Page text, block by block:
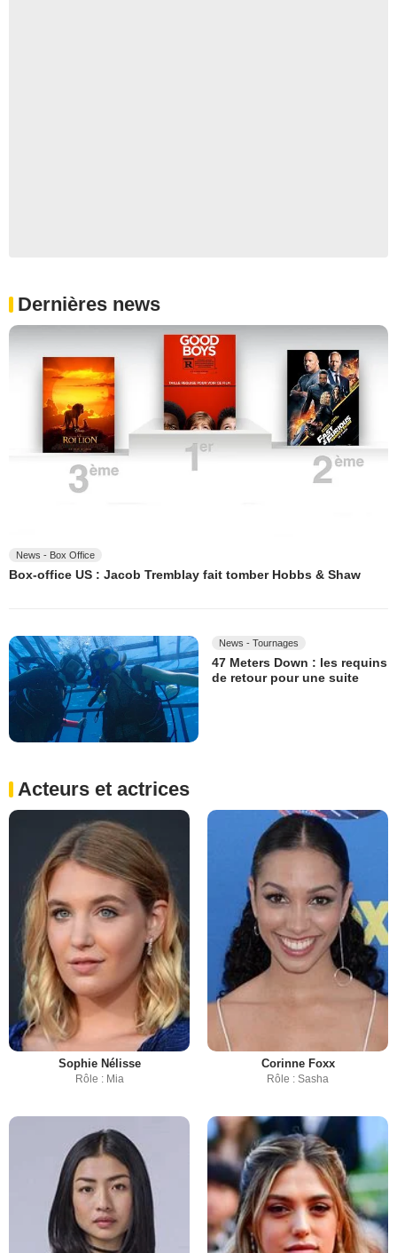
Dernières news
News - Box Office
Box-office US : Jacob Tremblay fait tomber Hobbs & Shaw
News - Tournages
47 Meters Down : les requins
de retour pour une suite
Acteurs et actrices
Sophie Nélisse
Rôle : Mia
Corinne Foxx
Rôle : Sasha